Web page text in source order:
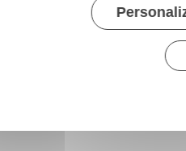
ou
dont